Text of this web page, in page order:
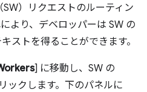
）リクエストのルーティン
より、デベロッパーは SW の
ストを得ることができます。
] に移動し、SW の
ックします。下のパネルに